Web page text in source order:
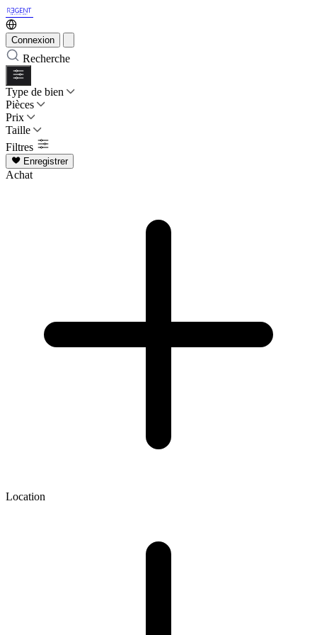
Connexion
Recherche
Type de bien
Pièces
Prix
Taille
Filtres
Enregistrer
Achat
Location